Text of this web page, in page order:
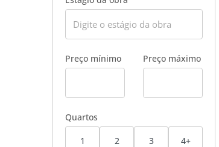
Preço mínimo Preço máximo
Quartos
1 2 3 4+